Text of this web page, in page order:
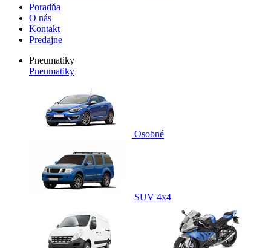
Poradňa
O nás
Kontakt
Predajne
Pneumatiky
Pneumatiky
Osobné
SUV 4x4